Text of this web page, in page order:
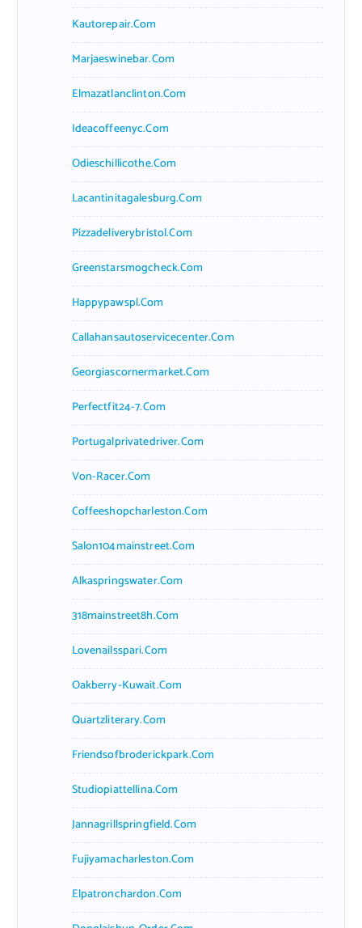
Kautorepair.com
Marjaeswinebar.com
Elmazatlanclinton.com
Ideacoffeenyc.com
Odieschillicothe.com
Lacantinitagalesburg.com
Pizzadeliverybristol.com
Greenstarsmogcheck.com
Happypawspl.com
Callahansautoservicecenter.com
Georgiascornermarket.com
Perfectfit24-7.com
Portugalprivatedriver.com
Von-Racer.com
Coffeeshopcharleston.com
Salon104mainstreet.com
Alkaspringswater.com
318mainstreet8h.com
Lovenailsspari.com
Oakberry-Kuwait.com
Quartzliterary.com
Friendsofbroderickpark.com
Studiopiattellina.com
Jannagrillspringfield.com
Fujiyamacharleston.com
Elpatronchardon.com